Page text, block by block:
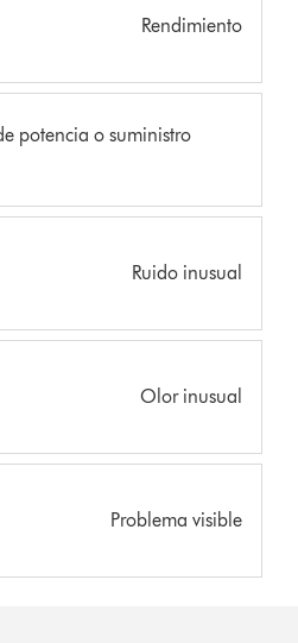
Rendimiento
potencia o suministro
Ruido inusual
Olor inusual
Problema visible